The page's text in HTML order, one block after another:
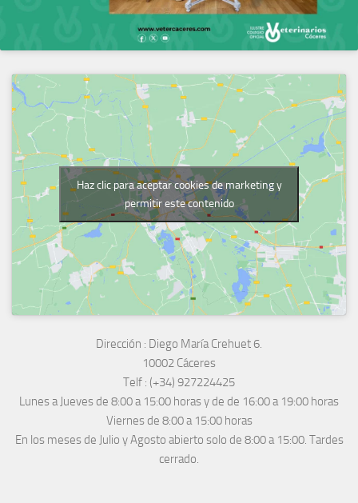
Haz clic para aceptar cookies de marketing y
permitir este contenido
Dirección : Diego María Crehuet 6.
10002 Cáceres
Telf : (+34) 927224425
Lunes a Jueves de 8:00 a 15:00 horas y de de 16:00 a 19:00 horas
Viernes de 8:00 a 15:00 horas
En los meses de Julio y Agosto abierto solo de 8:00 a 15:00. Tardes
cerrado.